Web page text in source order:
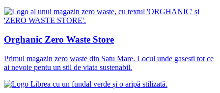
Orghanic Zero Waste Store
Primul magazin zero waste din Satu Mare. Locul unde gasesti tot ce
ai nevoie pentu un stil de viata sustenabil.